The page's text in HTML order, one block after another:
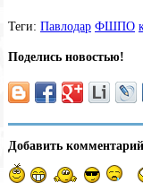
Теги: Павлодар ФШПО
Поделись новостью!
Добавить